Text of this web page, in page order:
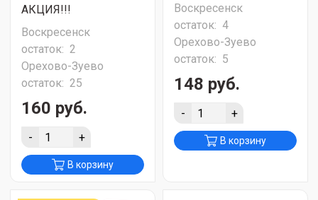
АКЦИЯ!!!
Воскресенск
остаток: 2
Орехово-Зуево
остаток: 25
160 руб.
- +
В корзину
Воскресенск
остаток: 4
Орехово-Зуево
остаток: 5
148 руб.
- +
В корзину